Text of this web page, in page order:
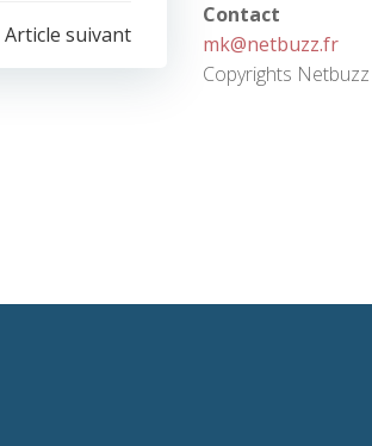
Article suivant
Contact
mk@netbuzz.fr
Copyrights